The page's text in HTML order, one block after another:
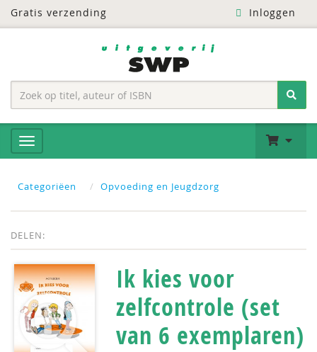
Gratis verzending Inloggen
Categoriëen Opvoeding en Jeugdzorg
DELEN:
Ik kies voor
zelfcontrole (set
van 6 exemplaren)